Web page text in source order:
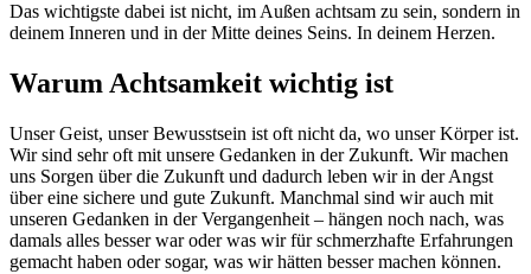
Das wichtigste dabei ist nicht, im Außen achtsam zu sein, sondern in
deinem Inneren und in der Mitte deines Seins. In deinem Herzen.
Warum Achtsamkeit wichtig ist
Unser Geist, unser Bewusstsein ist oft nicht da, wo unser Körper ist.
Wir sind sehr oft mit unsere Gedanken in der Zukunft. Wir machen
uns Sorgen über die Zukunft und dadurch leben wir in der Angst
über eine sichere und gute Zukunft. Manchmal sind wir auch mit
unseren Gedanken in der Vergangenheit – hängen noch nach, was
damals alles besser war oder was wir für schmerzhafte Erfahrungen
gemacht haben oder sogar, was wir hätten besser machen können.